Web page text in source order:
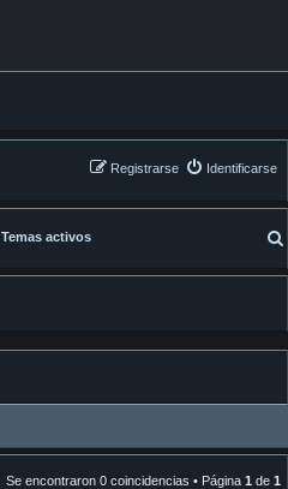
Identificarse
Registrarse
Temas activos
Se encontraron 0 coincidencias • Página 1 de 1